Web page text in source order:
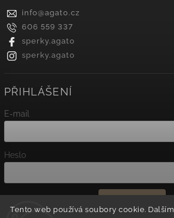
Tento web používá soubory cookie.
info@agato.cz
606 559 337
sperky.agato
sperky.agato
PŘIHLÁŠENÍ
E-mail
Heslo